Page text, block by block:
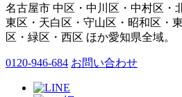
名古屋市 中区・中川区・中村区・
東区・天白区・守山区・昭和区・
区・緑区・西区 ほか愛知県全域。
0120-946-684 お問い合わせ